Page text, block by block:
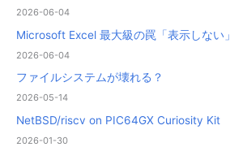
2026-06-04
Microsoft Excel 最大級の罠「表示しない」
2026-06-04
ファイルシステムが壊れる？
2026-05-14
NetBSD/riscv on PIC64GX Curiosity Kit
2026-01-30